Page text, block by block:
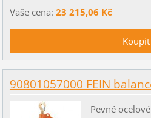
Vaše cena: 23 215,06 Kč
90801057000 FEIN
Pevné